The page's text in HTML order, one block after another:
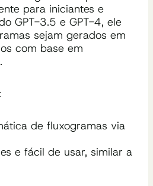
para iniciantes e
GPT-3.5 e GPT-4, ele
sejam gerados em
com base em
:
de fluxogramas via
e fácil de usar, similar a